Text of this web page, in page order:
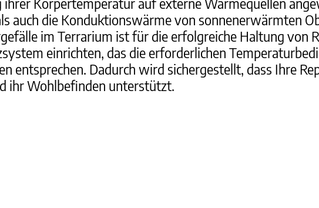
auch die Konduktionswärme von sonnenerwärmten
im Terrarium ist für die erfolgreiche Haltung von
einrichten, das die erforderlichen
entsprechen. Dadurch wird sichergestellt, dass Ihre
ihr Wohlbefinden unterstützt.